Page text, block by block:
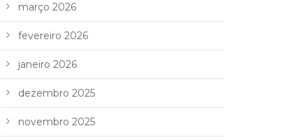
março 2026
fevereiro 2026
janeiro 2026
dezembro 2025
novembro 2025